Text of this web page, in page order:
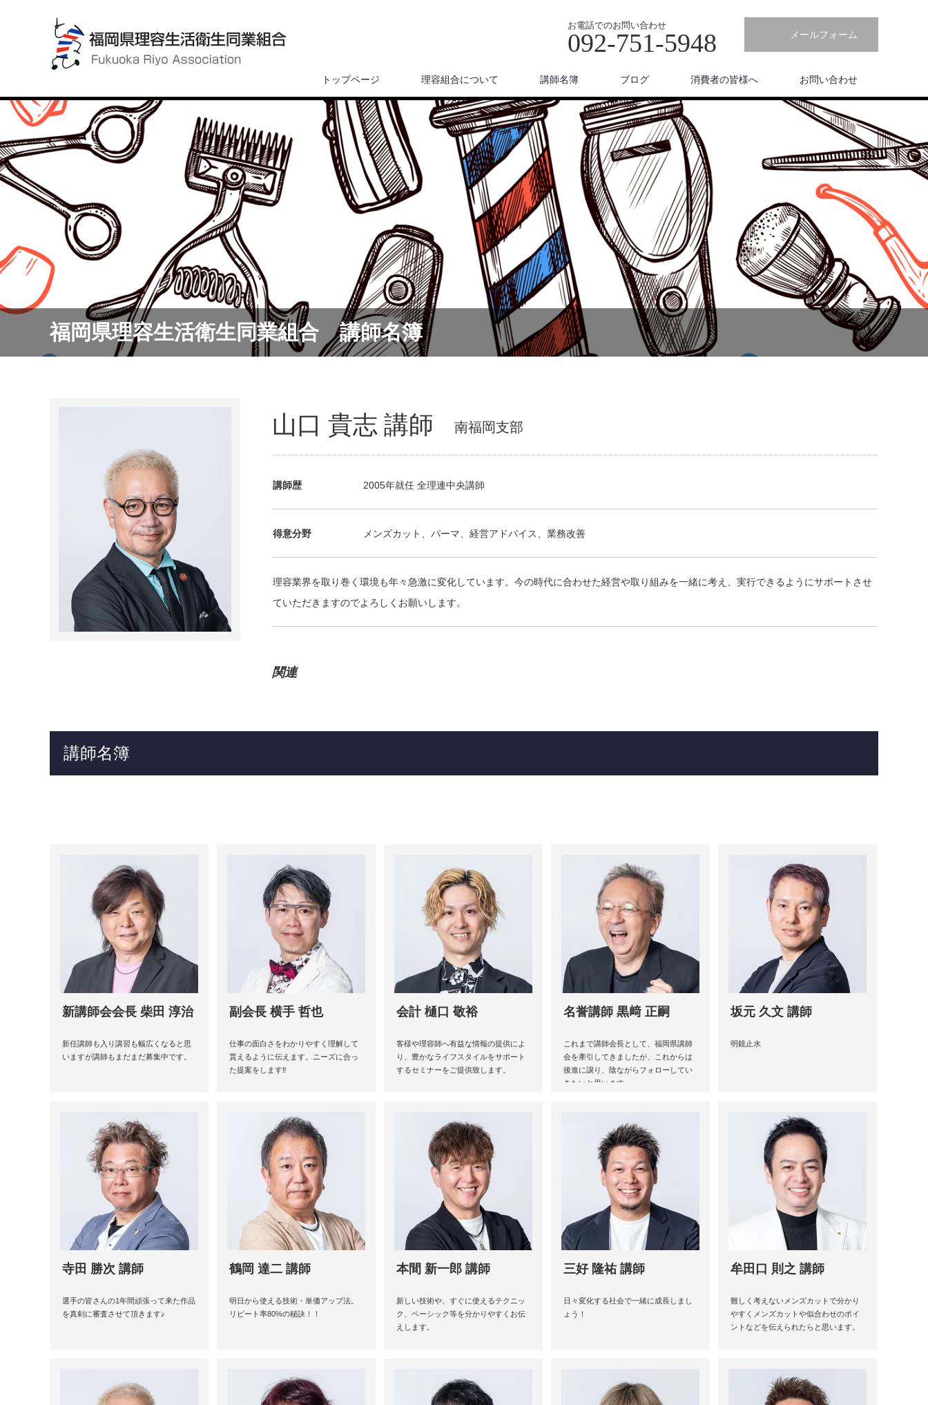
お電話でのお問い合わせ
092-751-5948 メールフォーム
トップページ 理容組合について 講師名簿 ブログ 消費者の皆様へ お問い合わせ
福岡県理容生活衛生同業組合 講師名簿
山口 貴志 講師 南福岡支部
講師歴 2005年就任 全理連中央講師
得意分野 メンズカット、パーマ、経営アドバイス、業務改善
理容業界を取り巻く環境も年々急激に変化しています。今の時代に合わせた経営や取り組みを一緒に考え、実行できるようにサポートさせ
ていただきますのでよろしくお願いします。
関連
講師名簿
新講師会会長 柴田 淳治
新任講師も入り講習も幅広くなると思
いますが講師もまだまだ募集中です。
副会長 横手 哲也
仕事の面白さをわかりやすく理解して
貰えるように伝えます。ニーズに合っ
た提案をします‼︎
会計 樋口 敬裕
客様や理容師へ有益な情報の提供によ
り、豊かなライフスタイルをサポート
するセミナーをご提供致します。
名誉講師 黒﨑 正嗣
これまで講師会長として、福岡県講師
会を牽引してきましたが、これからは
後進に譲り、陰ながらフォローしてい
きたいと思います。
坂元 久文 講師
明鏡止水
寺田 勝次 講師
選手の皆さんの1年間頑張って来た作品
を真剣に審査させて頂きます♪
鶴岡 達二 講師
明日から使える技術・単価アップ法。
リピート率80%の秘訣！！
本間 新一郎 講師
新しい技術や、すぐに使えるテクニッ
ク、ベーシック等を分かりやすくお伝
えします。
三好 隆祐 講師
日々変化する社会で一緒に成長しまし
ょう！
牟田口 則之 講師
難しく考えないメンズカットで分かり
やすくメンズカットや似合わせのポイ
ントなどを伝えられたらと思います。